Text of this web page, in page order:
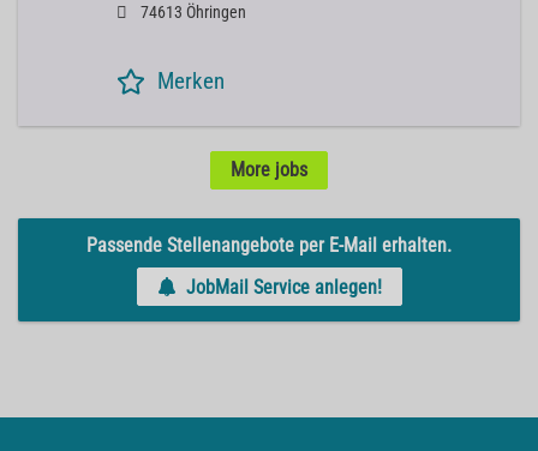
74613 Öhringen
Merken
More jobs
Passende Stellenangebote per E-Mail erhalten.
JobMail Service anlegen!